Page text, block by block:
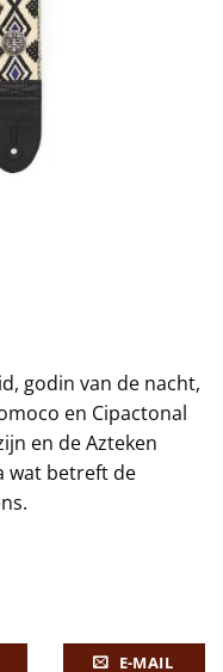
godin van de nacht,
en Cipactonal
en de Azteken
wat betreft de
E-MAIL